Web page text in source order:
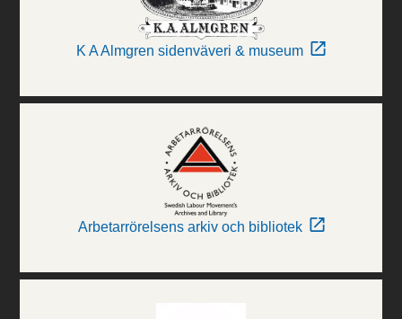
K A Almgren sidenväveri & museum
Arbetarrörelsens arkiv och bibliotek